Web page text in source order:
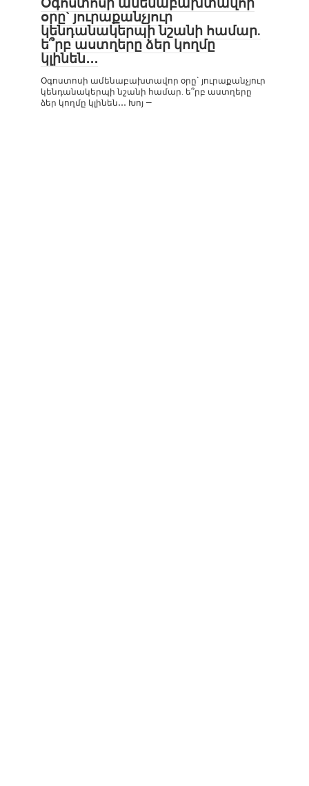
օրը` յուրաքանչյուր
կենդանակերպի նշանի համար.
ե՞րբ աստղերը ձեր կողմը
կլինեն․․․
Օգոստոսի ամենաբախտավոր օրը` յուրաքանչյուր
կենդանակերպի նշանի համար. ե՞րբ աստղերը
ձեր կողմը կլինեն․․․ Խոյ —